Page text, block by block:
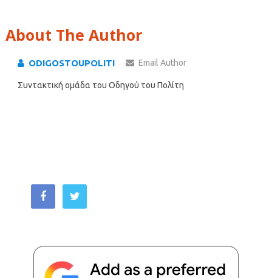
About The Author
ODIGOSTOUPOLITI Email Author
Συντακτική ομάδα του Οδηγού του Πολίτη